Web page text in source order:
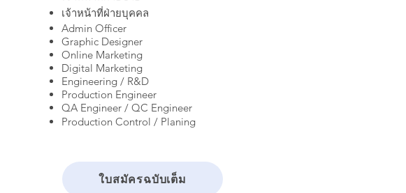
ใบสมัครฉบับเต็ม
เจ้าหน้าที่ฝ่ายบุคคล
Admin Officer
Graphic Designer
Online Marketing
Digital Marketing
Engineering / R&D
Production Engineer
QA Engineer / QC Engineer
Production Control / Planing